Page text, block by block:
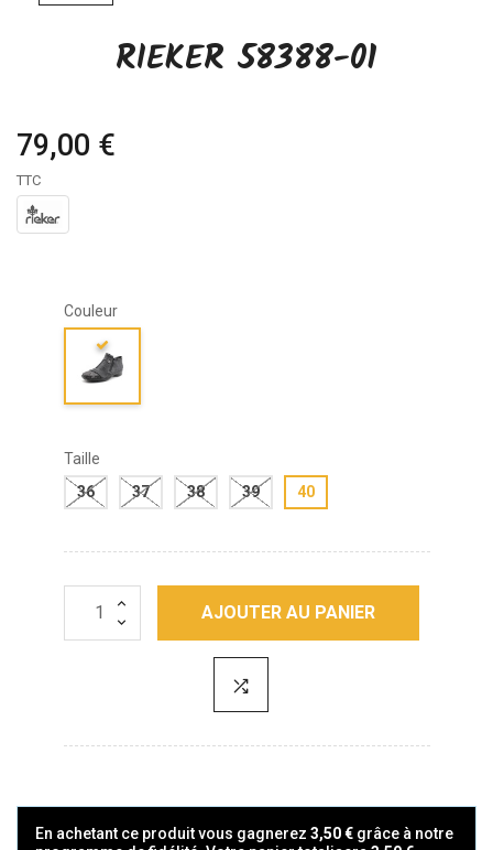
RIEKER 58388-01
79,00 €
TTC
Couleur
Taille
36
37 38 39 40
AJOUTER AU PANIER
En achetant ce produit vous gagnerez 3,50 € grâce à notre